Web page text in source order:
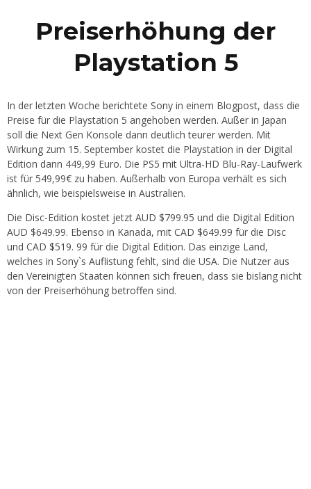
Preiserhöhung der
Playstation 5
In der letzten Woche berichtete Sony in einem Blogpost, dass die
Preise für die Playstation 5 angehoben werden. Außer in Japan
soll die Next Gen Konsole dann deutlich teurer werden. Mit
Wirkung zum 15. September kostet die Playstation in der Digital
Edition dann 449,99 Euro. Die PS5 mit Ultra-HD Blu-Ray-Laufwerk
ist für 549,99€ zu haben. Außerhalb von Europa verhält es sich
ähnlich, wie beispielsweise in Australien.
Die Disc-Edition kostet jetzt AUD $799.95 und die Digital Edition
AUD $649.99. Ebenso in Kanada, mit CAD $649.99 für die Disc
und CAD $519. 99 für die Digital Edition. Das einzige Land,
welches in Sony`s Auflistung fehlt, sind die USA. Die Nutzer aus
den Vereinigten Staaten können sich freuen, dass sie bislang nicht
von der Preiserhöhung betroffen sind.